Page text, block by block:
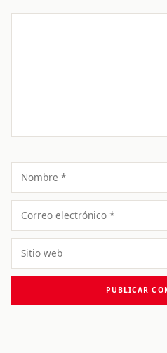
Nombre
Correo
electrónico
Sitio
web